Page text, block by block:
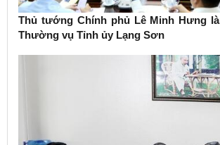
Thủ tướng Chính phủ Lê Minh Hưng
Thường vụ Tỉnh ủy Lạng Sơn